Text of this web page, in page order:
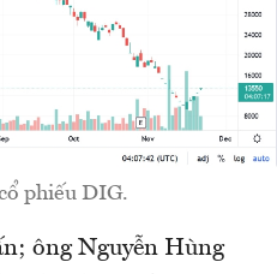
phiếu DIG.
ông Nguyễn Hùng